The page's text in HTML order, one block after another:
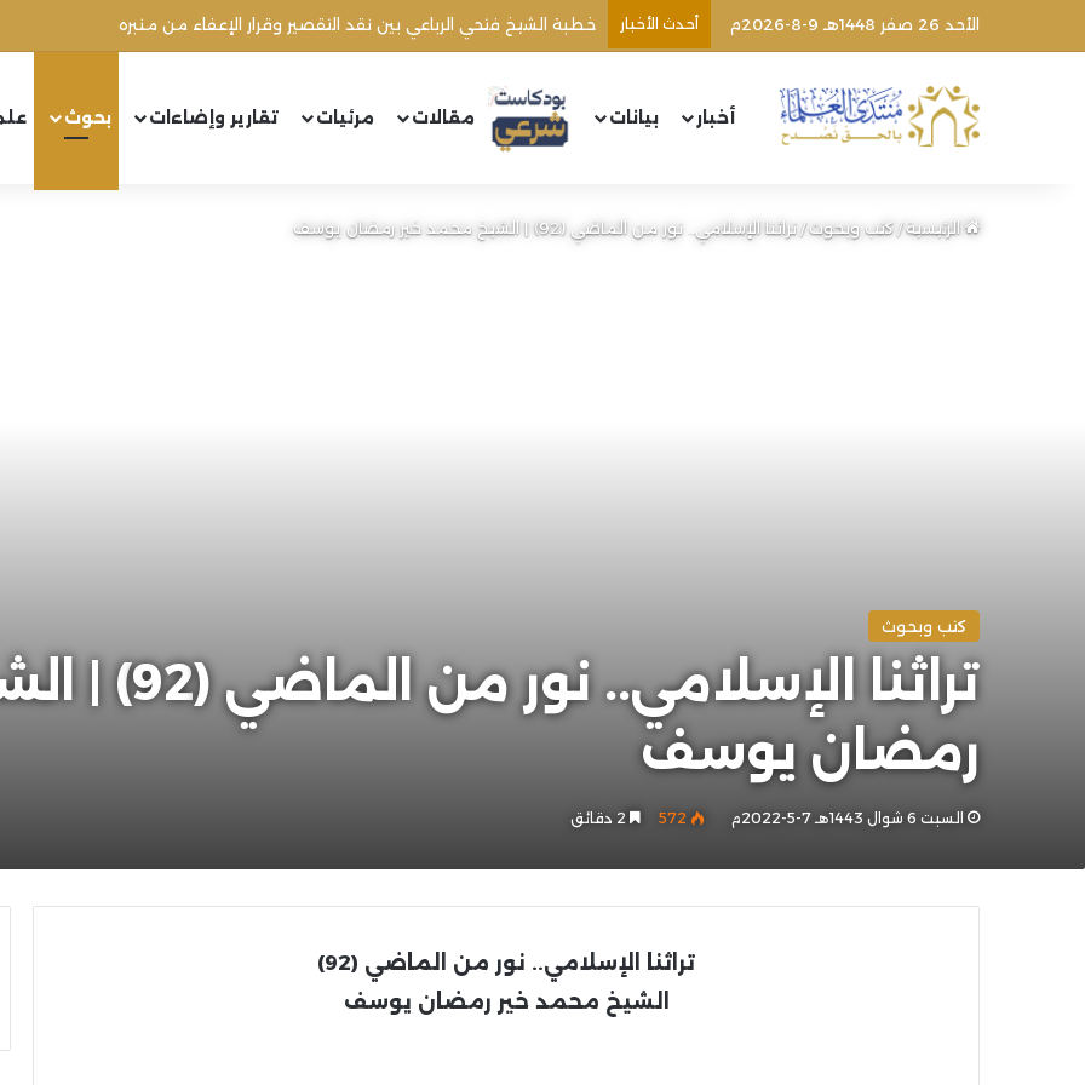
الأحد 26 صفر 1448هـ 9-8-2026م أحدث الأخبار اغتيال الشيخ محمد أنور ريغي: جريمة تستهدف العلماء ووحدة المجتمع
أخبار بيانات مقالات مرئيات تقارير وإضاءات بحوث
الرئيسية/كتب وبحوث/تراثنا الإسلامي.. نور من الماضي (92) | الشيخ محمد خير رمضان يوسف
كتب وبحوث
تراثنا
رمضان يوسف
السبت 6 شوال 1443هـ 7-5-2022م 572
تراثنا الإسلامي.. نور من الماضي (92)
الشيخ محمد خير رمضان يوسف